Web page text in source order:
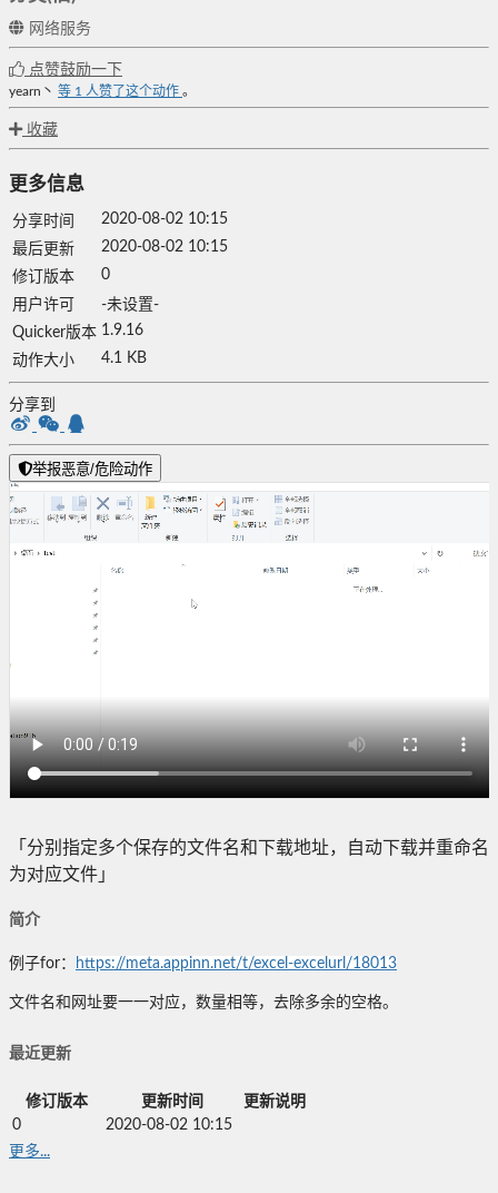
网络服务
点赞鼓励一下
yearn丶 等 1 人赞了这个动作 。
收藏
更多信息
分享时间
2020-08-02 10:15
最后更新
2020-08-02 10:15
修订版本
0
用户许可
-未设置-
Quicker版本 1.9.16
动作大小
4.1 KB
分享到
举报恶意/危险动作
「分别指定多个保存的文件名和下载地址，自动下载并重命名
为对应文件」
简介
例子for： https://meta.appinn.net/t/excel-excelurl/18013
文件名和网址要一一对应，数量相等，去除多余的空格。
最近更新
修订版本 更新时间
更新说明
0
2020-08-02 10:15
更多...